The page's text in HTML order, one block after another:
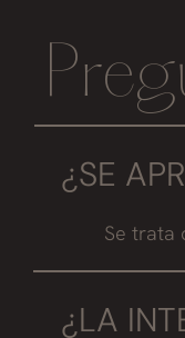
¿SE
Se trata
¿LA